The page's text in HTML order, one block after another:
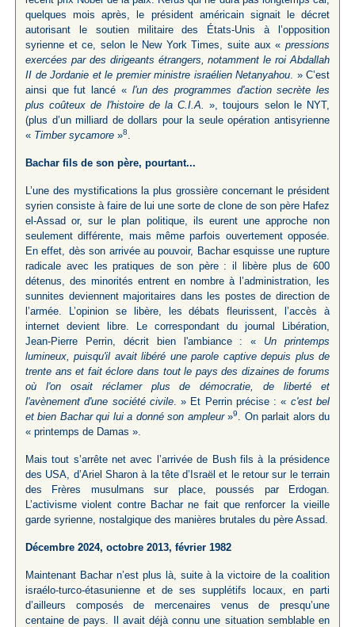
quelques mois après, le président américain signait le décret
autorisant le soutien militaire des États-Unis à l’opposition
syrienne et ce, selon le New York Times, suite aux « pressions
exercées par des dirigeants étrangers, notamment le roi Abdallah
II de Jordanie et le premier ministre israélien Netanyahou. » C’est
ainsi que fut lancé «l'un des programmes d'action secrète les
plus coûteux de l'histoire de la C.I.A. », toujours selon le NYT,
(plus d’un milliard de dollars pour la seule opération antisyrienne
« Timber sycamore »8.
Bachar fils de son père, pourtant...
L’une des mystifications la plus grossière concernant le président
syrien consiste à faire de lui une sorte de clone de son père Hafez
el-Assad or, sur le plan politique, ils eurent une approche non
seulement différente, mais même parfois ouvertement opposée.
En effet, dès son arrivée au pouvoir, Bachar esquisse une rupture
radicale avec les pratiques de son père : il libère plus de 600
détenus, des minorités entrent en nombre à l’administration, les
sunnites deviennent majoritaires dans les postes de direction de
l’armée. L’opinion se libère, les débats fleurissent, l’accès à
internet devient libre. Le correspondant du journal Libération,
Jean-Pierre Perrin, décrit bien l'ambiance : « Un printemps
lumineux, puisqu'il avait libéré une parole captive depuis plus de
trente ans et fait éclore dans tout le pays des dizaines de forums
où l'on osait réclamer plus de démocratie, de liberté et
l'avènement d'une société civile. » Et Perrin précise : « c'est bel
et bien Bachar qui lui a donné son ampleur»9. On parlait alors du
« printemps de Damas ».
Mais tout s’arrête net avec l’arrivée de Bush fils à la présidence
des USA, d’Ariel Sharon à la tête d’Israël et le retour sur le terrain
des Frères musulmans sur place, poussés par Erdogan.
L’activisme violent contre Bachar ne fait que renforcer la vieille
garde syrienne, nostalgique des manières brutales du père Assad.
Décembre 2024, octobre 2013, février 1982
Maintenant Bachar n’est plus là, suite à la victoire de la coalition
israélo-turco-étasunienne et de ses supplétifs locaux, en parti
d’ailleurs composés de mercenaires venus de presqu’une
centaine de pays. Il avait déjà connu une situation semblable en